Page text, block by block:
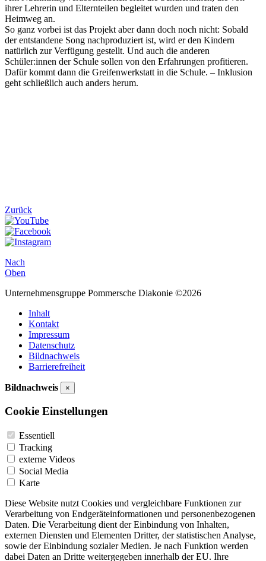
ihrer Lehrerin und Elternteilen begleitet wurden und traten den
Heimweg an.
So ganz vorbei ist das Projekt aber dann doch noch nicht: Sobald
der entstandene Song nachproduziert ist, wird er den Kindern
natürlich zur Verfügung gestellt. Und auch die anderen
Schüler:innen der Schule sollen von den Erfahrungen profitieren.
Dafür kommt dann die Greifenwerkstatt in die Schule. – Inklusion
geht schließlich auch anders herum.
Zurück
Nach
Oben
Unternehmensgruppe Pommersche Diakonie ©2026
Inhalt
Kontakt
Impressum
Datenschutz
Bildnachweis
Barrierefreiheit
Bildnachweis ×
Cookie Einstellungen
Essentiell
Tracking
externe Videos
Social Media
Karte
Diese Website nutzt Cookies und vergleichbare Funktionen zur
Verarbeitung von Endgeräteinformationen und personenbezogenen
Daten. Die Verarbeitung dient der Einbindung von Inhalten,
externen Diensten und Elementen Dritter, der statistischen Analyse,
sowie der Einbindung sozialer Medien. Je nach Funktion werden
dabei Daten an Dritte weitergegeben innerhalb der EU. Ihre